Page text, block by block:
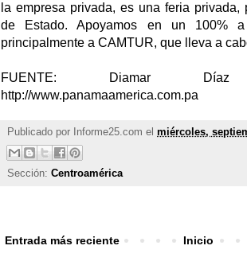
la empresa privada, es una feria privada,
de Estado. Apoyamos en un 100% a
principalmente a CAMTUR, que lleva a
FUENTE: Diamar
http://www.panamaamerica.com.pa
Publicado por Informe25.com el miércoles,
Sección: Centroamérica
Entrada más reciente Inicio